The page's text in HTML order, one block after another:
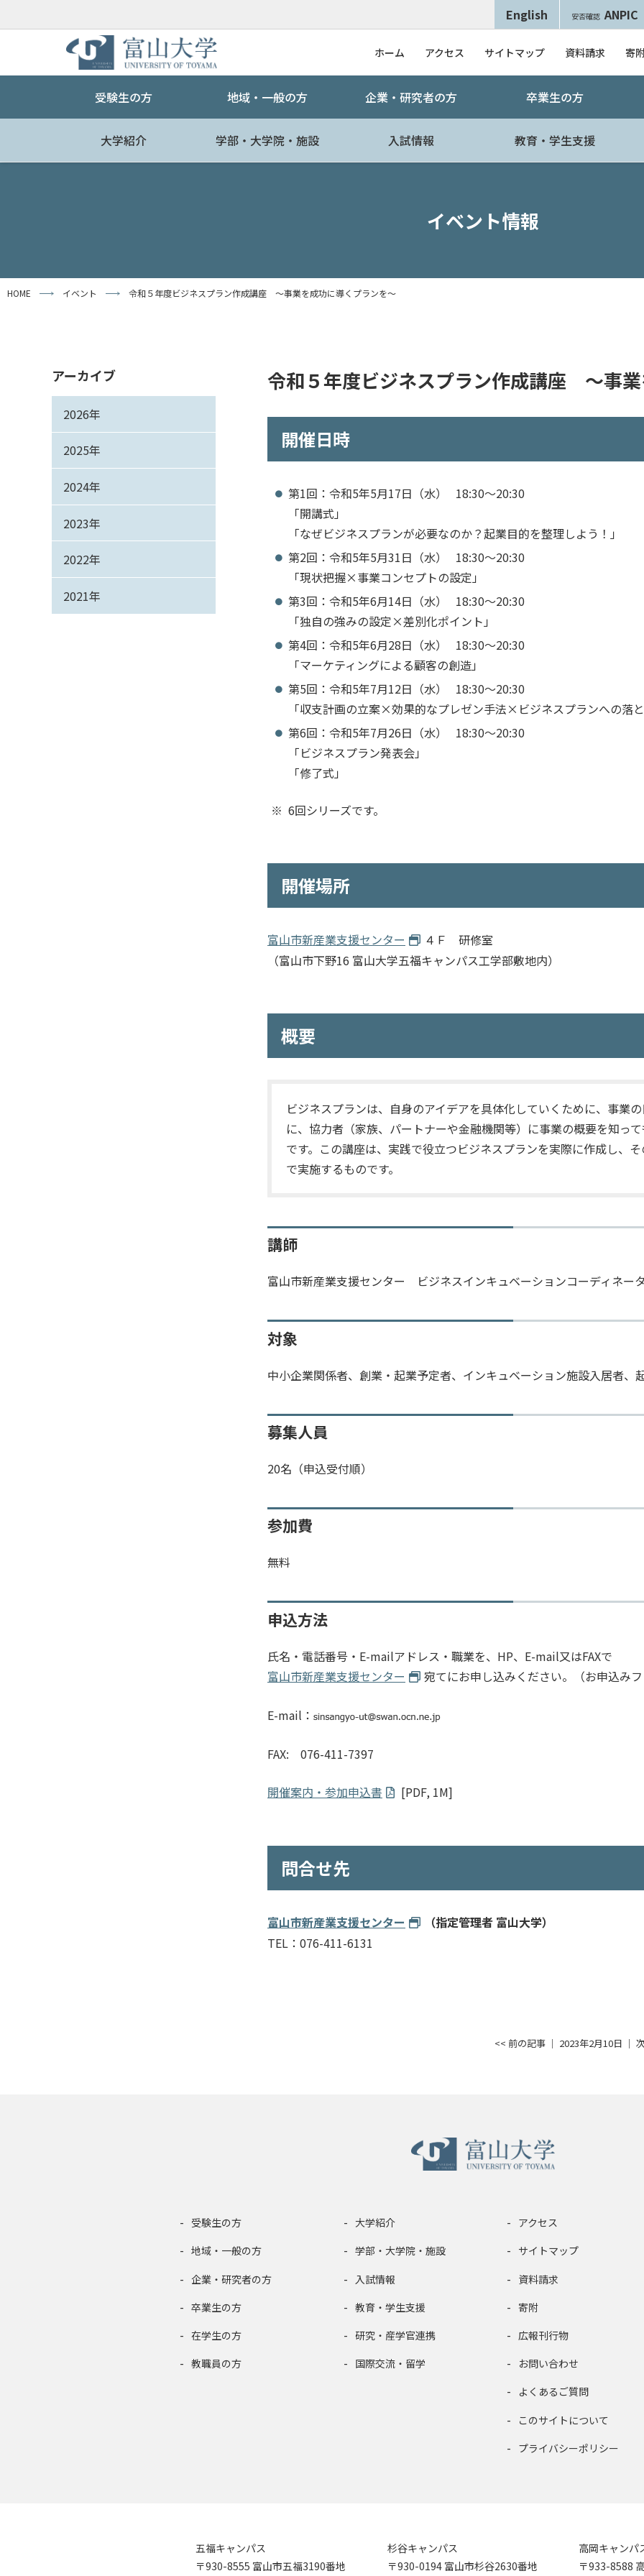
English 安否確認 ANPIC
ホーム アクセス サイトマップ 資料請求 寄
受験生の方 地域・一般の方 企業・研究者の方 卒業生の方
大学紹介 学部・大学院・施設 入試情報 教育・学生支援
イベント情報
HOME イベント 令和５年度ビジネスプラン作成講座 ～事業を成功に導くプランを～
アーカイブ
2026年
2025年
2024年
2023年
2022年
2021年
令和５年度ビジネスプラン作成講座 ～事
開催日時
第1回：令和5年5月17日（水） 18:30～20:30
「開講式」
「なぜビジネスプランが必要なのか？起業目的を整理しよう！」
第2回：令和5年5月31日（水） 18:30～20:30
「現状把握×事業コンセプトの設定」
第3回：令和5年6月14日（水） 18:30～20:30
「独自の強みの設定×差別化ポイント」
第4回：令和5年6月28日（水） 18:30～20:30
「マーケティングによる顧客の創造」
第5回：令和5年7月12日（水） 18:30～20:30
「収支計画の立案×効果的なプレゼン手法×ビジネスプランへの落と
第6回：令和5年7月26日（水） 18:30～20:30
「ビジネスプラン発表会」
「修了式」
6回シリーズです。
開催場所
富山市新産業支援センター
４Ｆ 研修室
（富山市下野16 富山大学五福キャンパス工学部敷地内）
概要
ビジネスプランは、自身のアイデアを具体化していくために、事業
に、協力者（家族、パートナーや金融機関等）に事業の概要を知っ
です。この講座は、実践で役立つビジネスプランを実際に作成し、
で実施するものです。
講師
富山市新産業支援センター ビジネスインキュベーションコーディネータ
対象
中小企業関係者、創業・起業予定者、インキュベーション施設入居者
募集人員
20名（申込受付順）
参加費
無料
申込方法
氏名・電話番号・ E-mailアドレス・職業を、 HP、 E-mail又はFAXで
富山市新産業支援センター
宛てにお申し込みください。（お申込みフ
E-mail：
FAX: 076-411-7397
開催案内・参加申込書 [PDF, 1M]
問合せ先
富山市新産業支援センター
（指定管理者 富山大学）
TEL：076-411-6131
<< 前の記事 │ 2023年2月10日 │
受験生の方
地域・一般の方
企業・研究者の方
卒業生の方
在学生の方
教職員の方
大学紹介
学部・大学院・施設
入試情報
教育・学生支援
研究・産学官連携
国際交流・留学
アクセス
サイトマップ
資料請求
寄附
広報刊行物
お問い合わせ
よくあるご質問
このサイトについて
プライバシーポリシー
五福キャンパス
〒930-8555 富山市五福3190番地
杉谷キャンパス
〒930-0194 富山市杉谷2630番地
高岡キャンパ
〒933-8588